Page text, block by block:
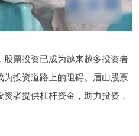
票投资已成为越来越多投资者
投资道路上的阻碍。眉山股票
者提供杠杆资金，助力投资，